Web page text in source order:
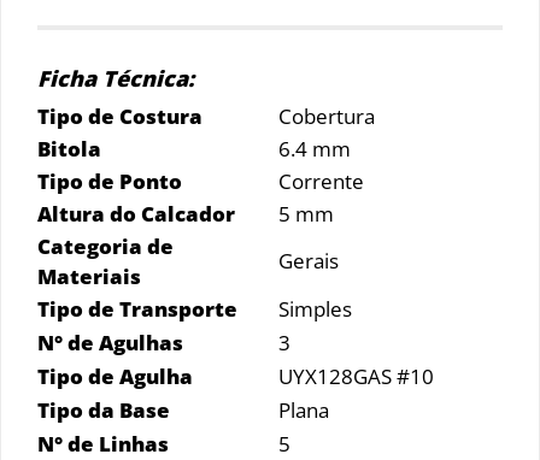
Ficha Técnica:
Tipo de Costura
Cobertura
Bitola
6.4 mm
Tipo de Ponto
Corrente
Altura do Calcador
5 mm
Categoria de
Materiais
Gerais
Tipo de Transporte
Simples
N° de Agulhas
3
Tipo de Agulha
UYX128GAS #10
Tipo da Base
Plana
N° de Linhas
5